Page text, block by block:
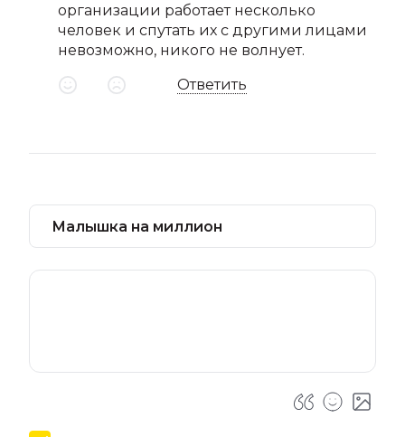
организации работает несколько
человек и спутать их с другими лицами
невозможно, никого не волнует.
Ответить